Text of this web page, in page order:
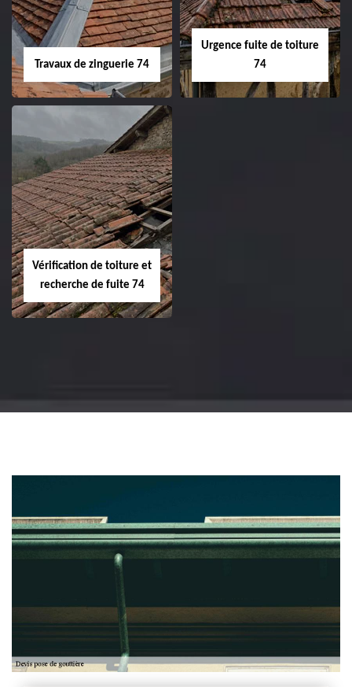
Travaux de zinguerie 74
Urgence fuite de toiture
74
Vérification de toiture et
recherche de fuite 74